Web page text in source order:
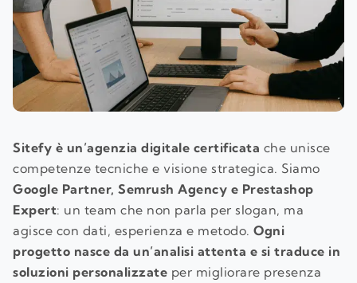
Sitefy è un’agenzia digitale certificata che unisce
competenze tecniche e visione strategica. Siamo
Google Partner, Semrush Agency e Prestashop
Expert: un team che non parla per slogan, ma
agisce con dati, esperienza e metodo. Ogni
progetto nasce da un’analisi attenta e si traduce in
soluzioni personalizzate per migliorare presenza